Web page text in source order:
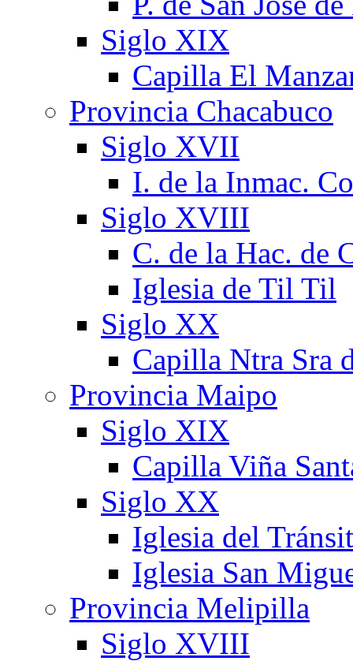
Siglo XIX
Capilla El
Provincia Chacabuco
Siglo XVII
I. de la Inmac.
Siglo XVIII
C. de la Hac. de
Iglesia de Til Til
Siglo XX
Capilla Ntra Sra
Provincia Maipo
Siglo XIX
Capilla Viña
Siglo XX
Iglesia del
Iglesia San
Provincia Melipilla
Siglo XVIII